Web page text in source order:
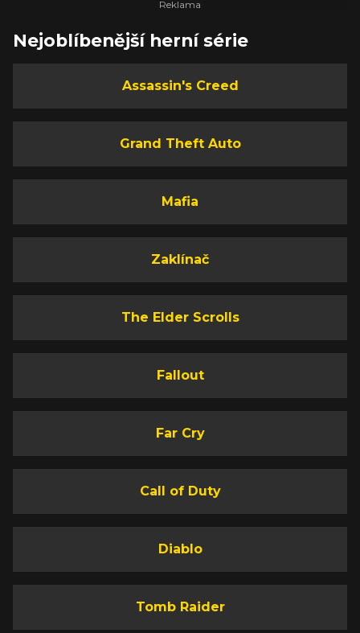
Nejoblíbenější herní série
Assassin's Creed
Grand Theft Auto
Mafia
Zaklínač
The Elder Scrolls
Fallout
Far Cry
Call of Duty
Diablo
Tomb Raider